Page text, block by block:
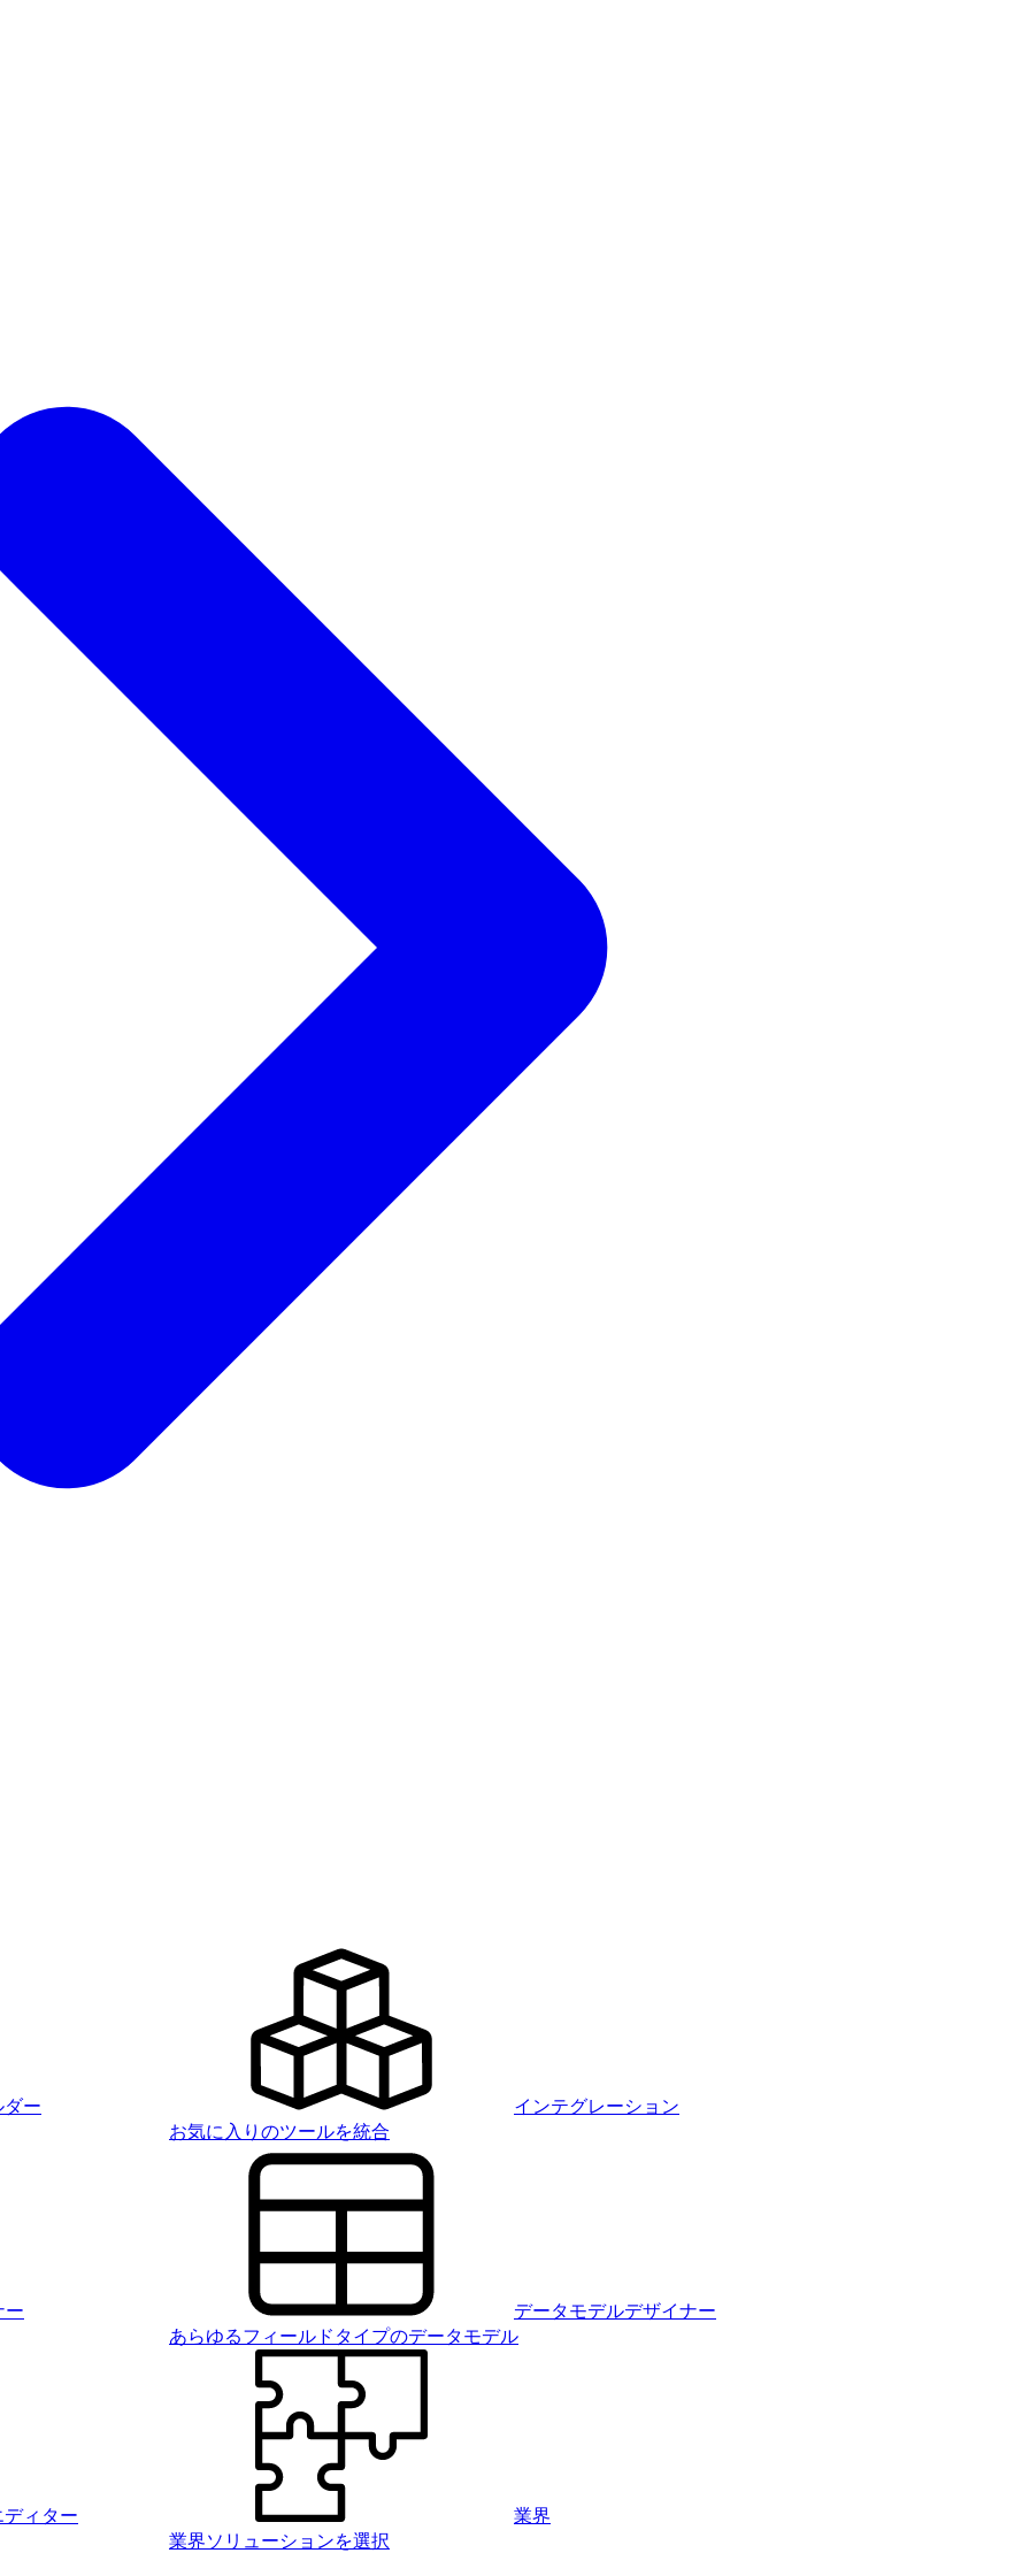
ー
インテグレーション
お気に入りのツールを統合
ー
データモデルデザイナー
あらゆるフィールドタイプのデータモデル
ィター
業界
業界ソリューションを選択